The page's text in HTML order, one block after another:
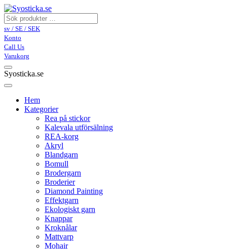
sv / SE / SEK
Konto
Call Us
Varukorg
Syosticka.se
Hem
Kategorier
Rea på stickor
Kalevala utförsälning
REA-korg
Akryl
Blandgarn
Bomull
Brodergarn
Broderier
Diamond Painting
Effektgarn
Ekologiskt garn
Knappar
Kroknålar
Mattvarp
Mohair